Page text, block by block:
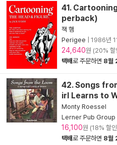
41.
perback)
잭 햄
Perigee
1986년
24,640원 (20% 할
택배로 주문하면 8월
42. Songs
irl Learns to
Monty Roessel
Lerner Pub Group
16,100원 (18% 할
택배로 주문하면 8월